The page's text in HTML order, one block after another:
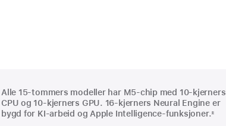
Alle 15-tommers modeller har M5-chip med 10-kjerners
CPU og 10-kjerners GPU. 16-kjerners Neural Engine er
bygd for KI-arbeid og Apple Intelligence-funksjoner.
Fotnote
±